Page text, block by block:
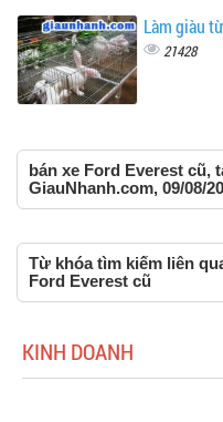
Làm giàu
21428
bán xe Ford Everest cũ,
GiauNhanh.com, 09/08/
Từ khóa tìm kiếm liên
Ford Everest cũ
KINH DOANH